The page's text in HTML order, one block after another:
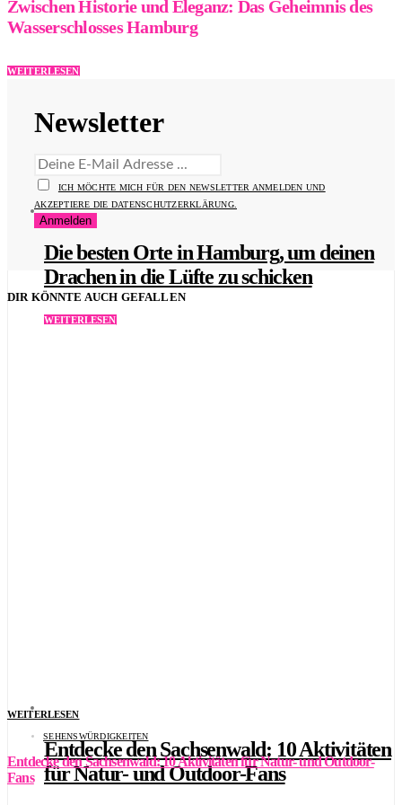
Die besten Orte in Hamburg, um deinen
Drachen in die Lüfte zu schicken
WEITERLESEN
Entdecke den Sachsenwald: 10 Aktivitäten
für Natur- und Outdoor-Fans
Zwischen Historie und Eleganz: Das Geheimnis des
Wasserschlosses Hamburg
WEITERLESEN
Newsletter
ICH MÖCHTE MICH FÜR DEN NEWSLETTER ANMELDEN UND
AKZEPTIERE DIE DATENSCHUTZERKLÄRUNG.
DIR KÖNNTE AUCH GEFALLEN
WEITERLESEN
SEHENSWÜRDIGKEITEN
Entdecke den Sachsenwald: 10 Aktivitäten für Natur- und Outdoor-
Fans